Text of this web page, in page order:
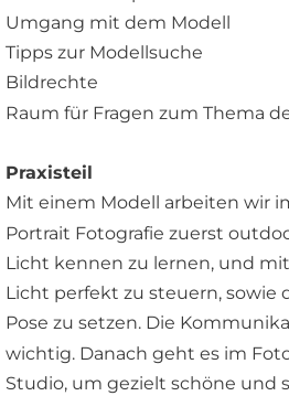
Umgang mit dem Modell
Tipps zur Modellsuche
Bildrechte
Raum für Fragen zum Thema
Praxisteil
Mit einem Modell arbeiten wir
Portrait Fotografie zuerst
Licht kennen zu lernen, und
Licht perfekt zu steuern, sowie
Pose zu setzen. Die
wichtig. Danach geht es im
Studio, um gezielt schöne und